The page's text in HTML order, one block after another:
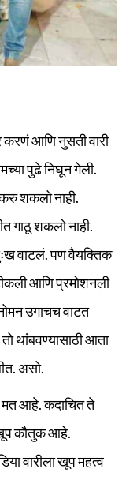
करणं आणि नुसती वारी
पुढे निघून गेली.
शकलो नाही.
गाठू शकलो नाही.
वाटलं. पण वैयक्तिक
आणि प्रमोशनली
उगाचच वाटत
थांबवण्यासाठी आता
असो.
आहे. कदाचित ते
खूप कौतुक आहे.
वारीला खूप महत्व